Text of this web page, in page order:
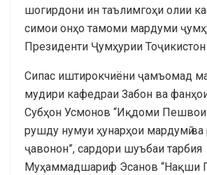
шогирдони ин таълимгоҳи олии
симои онҳо тамоми мардуми
Президенти Ҷумҳурии Тоҷикистон
Сипас иштирокчиёни ҷамъомад
мудири кафедраи Забон ва фанҳои
Субҳон Усмонов “Иқдоми Пешвои
рушду нумуи ҳунарҳои мардумӣ
ҷавонон”, сардори шуъбаи тарбия
Муҳаммадшариф Эсанов “Нақши